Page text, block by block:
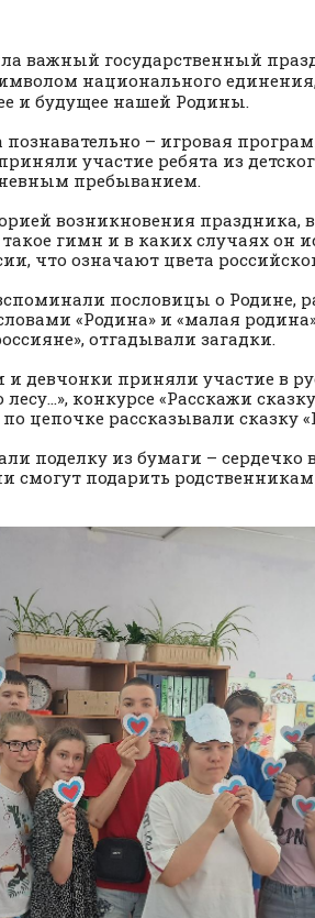
важный государственный
национального
и будущее нашей Родины.
– игровая
участие ребята из
пребыванием.
возникновения праздника,
гимн и в каких случаях он
что означают цвета
пословицы о Родине,
«Родина» и «малая
отгадывали загадки.
девчонки приняли участие в
конкурсе «Расскажи
цепочке рассказывали сказку
поделку из бумаги – сердечко
смогут подарить